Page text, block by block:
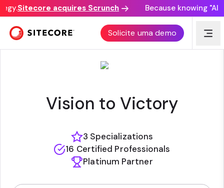
Sitecore acquires Scrunch Because knowing "AI
Solicite uma demo
RDA
Vision to Victory
3 Specializations
16 Certified Professionals
Platinum Partner